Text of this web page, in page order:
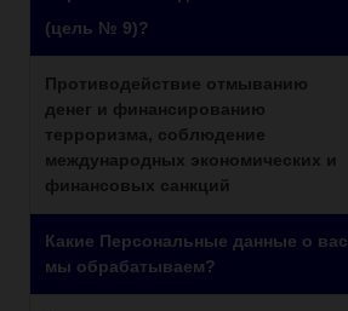
(цель № 9)?
Противодействие отмыванию
денег и финансированию
терроризма, соблюдение
международных экономических и
финансовых санкций
Какие Персональные данные о вас
мы обрабатываем?